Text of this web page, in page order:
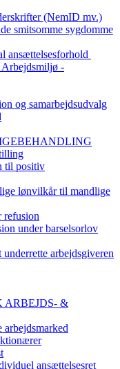
(NemID mv.)
smitsomme sygdomme
ansættelsesforhold
Arbejdsmiljø -
og samarbejdsudvalg
til positiv
lønvilkår til mandlige
refusion
under barselsorlov
arbejdsgiveren
ARBEJDS- &
ansættelsesret